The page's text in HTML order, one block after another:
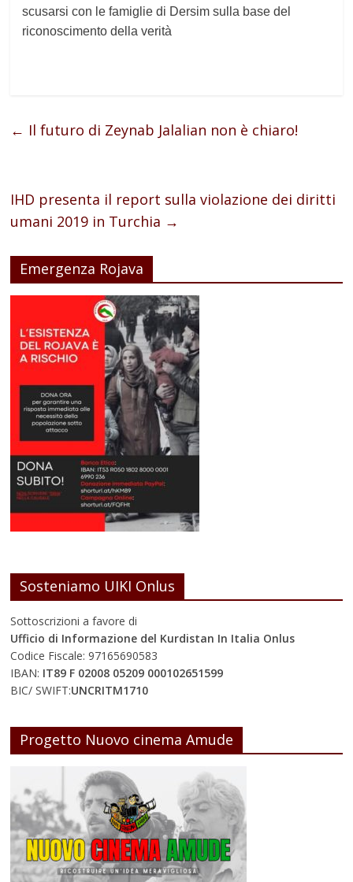
scusarsi con le famiglie di Dersim sulla base del
riconoscimento della verità
← Il futuro di Zeynab Jalalian non è chiaro!
IHD presenta il report sulla violazione dei diritti
umani 2019 in Turchia →
Emergenza Rojava
Sosteniamo UIKI Onlus
Sottoscrizioni a favore di
Ufficio di Informazione del Kurdistan In Italia Onlus
Codice Fiscale: 97165690583
IBAN: IT89 F 02008 05209 000102651599
BIC/ SWIFT:UNCRITM1710
Progetto Nuovo cinema Amude